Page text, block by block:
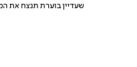
שעדיין בוערת תנצח את